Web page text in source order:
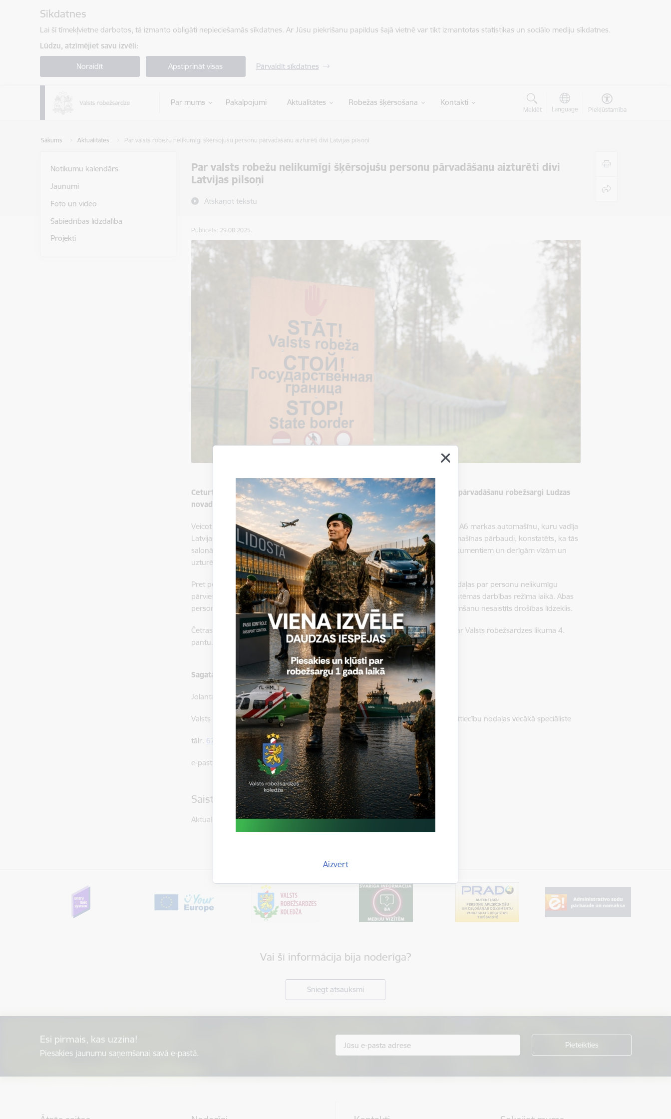
Sīkdatnes
Lai šī tīmekļvietne darbotos, tā izmanto obligāti nepieciešamās sīkdatnes. Ar Jūsu piekrišanu papildus šajā vietnē var tikt izmantotas statistikas un sociālo mediju sīkdatnes.
Lūdzu, atzīmējiet savu izvēli:
Noraidīt Apstiprināt visas Pārvaldīt sīkdatnes
Par mums Pakalpojumi Aktualitātes Robežas šķērsošana Kontakti
Meklēt Language Piekļūstamība
Sākums Aktualitātes Par valsts robežu nelikumīgi šķērsojušu personu pārvadāšanu aizturēti divi Latvijas pilsoņi
Par valsts robežu nelikumīgi šķērsojušu personu pārvadāšanu aizturēti divi
Latvijas pilsoņi
Atskaņot tekstu
Aizvērt
Notikumu kalendārs
Jaunumi
Foto un video
Sabiedrības līdzdalība
Projekti
Publicēts: 29.08.2025.
Ceturtdien, 28. augustā, par valsts robežu nelikumīgi šķērsojušu personu pārvadāšanu robežsargi Ludzas
novadā aizturēja divus Latvijas pilsoņus.
Veicot operatīvos pasākumus, robežsargi Isnaudas pagastā apturēja kādu Audi A6 markas automašīnu, kuru vadīja
Latvijas pilsonis, bet blakus pasažiera vietā atradās Latvijas pilsone. Veicot automašīnas pārbaudi, konstatēts, ka tās
salonā atrodas četras aziātiskas izcelsmes personas bez derīgiem ceļošanas dokumentiem un derīgām vīzām un
uzturēšanās atļaujām.
Pret personām uzsākts kriminālprocess pēc Krimināllikuma 285. panta trešas
daļas par personu nelikumīgu
pārvietošanu pāri valsts robežai, ja tā izdarīta pastiprinātas robežapsardzības sistēmas darbības režīma laikā. Abas
personas atzītas par aizdomās turētajām. Personām piemērots ar brīvības atņemšanu nesaistīts drošības līdzeklis.
Četras personas atturētas no nelikumīgas valsts robežas šķērsošanas saskaņā ar Valsts robežsardzes likuma 4.
pantu.
Sagatavoja:
Jolanta Babiško
Valsts robežsardzes Galvenās pārvaldes Stratēģiskās attīstības un sabiedrisko attiecību nodaļas vecākā speciāliste
tālr. 67075617, mob.20364206
e-pasts: jolanta.babisko@rs.gov.lv
Saistītas tēmas
Aktualitātes: Konstatētie pārkāpumi
Vai šī informācija bija noderīga?
Sniegt atsauksmi
Esi pirmais, kas uzzina!
Piesakies jaunumu saņemšanai savā e-pastā.